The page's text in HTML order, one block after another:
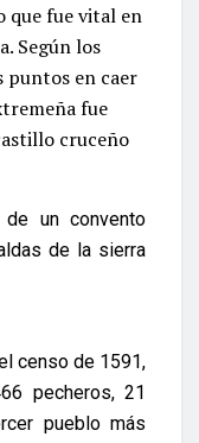
que fue vital en
Según los
puntos en caer
fue
cruceño
un convento
de la sierra
censo de 1591,
pecheros, 21
pueblo más